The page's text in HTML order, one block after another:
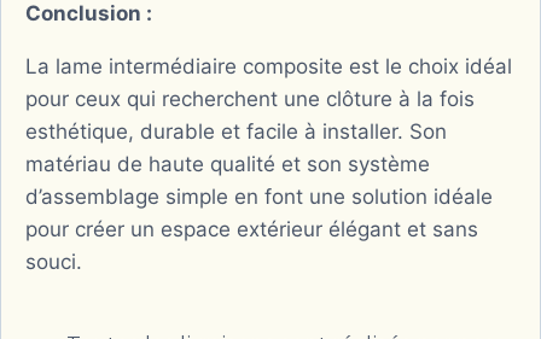
Conclusion :
La lame intermédiaire composite est le choix idéal
pour ceux qui recherchent une clôture à la fois
esthétique, durable et facile à installer. Son
matériau de haute qualité et son système
d’assemblage simple en font une solution idéale
pour créer un espace extérieur élégant et sans
souci.